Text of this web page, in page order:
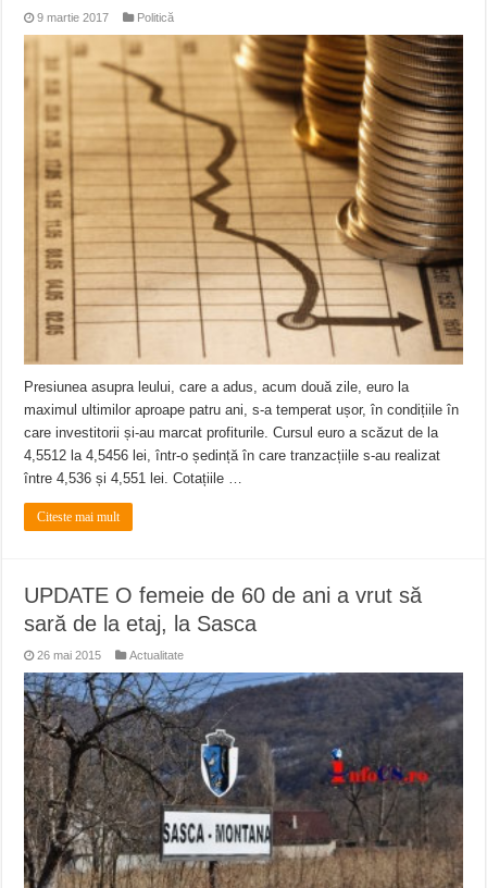
9 martie 2017 Politică
Presiunea asupra leului, care a adus, acum două zile, euro la
maximul ultimilor aproape patru ani, s-a temperat ușor, în condițiile în
care investitorii și-au marcat profiturile. Cursul euro a scăzut de la
4,5512 la 4,5456 lei, într-o ședință în care tranzacțiile s-au realizat
între 4,536 și 4,551 lei. Cotațiile …
Citeste mai mult
UPDATE O femeie de 60 de ani a vrut să
sară de la etaj, la Sasca
26 mai 2015 Actualitate